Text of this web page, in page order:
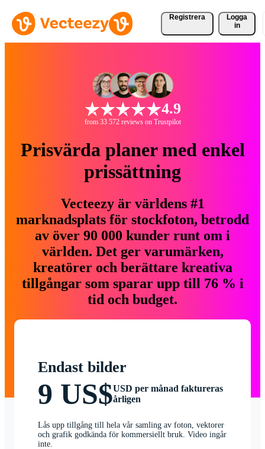
Registrera
Logga
in
4.9
from 33 572 reviews on Trustpilot
Prisvärda planer med enkel
prissättning
Vecteezy är världens #1
marknadsplats för stockfoton, betrodd
av över 90 000 kunder runt om i
världen. Det ger varumärken,
kreatörer och berättare kreativa
tillgångar som sparar upp till 76 % i
tid och budget.
Endast bilder
9 US$USD per månad faktureras
årligen
Lås upp tillgång till hela vår samling av foton, vektorer
och grafik godkända för kommersiellt bruk. Video ingår
inte.